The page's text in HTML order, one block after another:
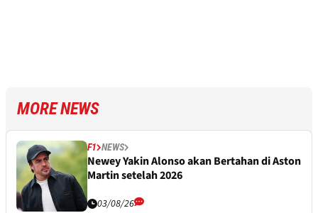
MORE NEWS
F1 NEWS
Newey Yakin Alonso akan Bertahan di Aston
Martin setelah 2026
03/08/26